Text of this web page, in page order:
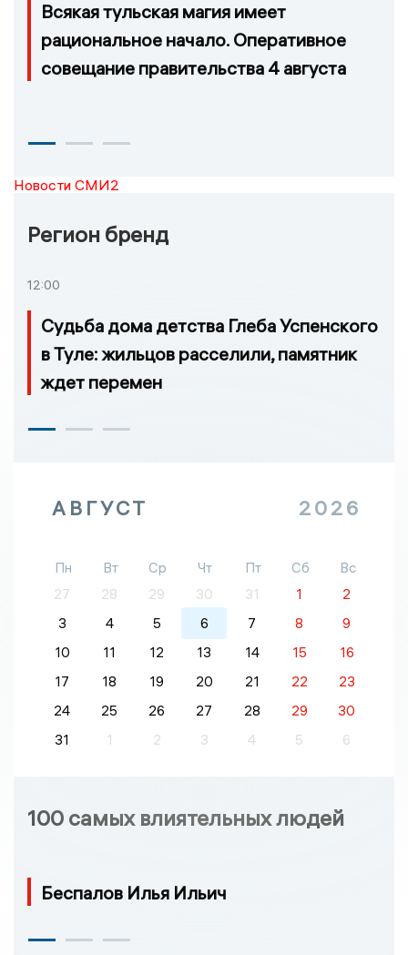
Всякая тульская магия имеет
рациональное начало. Оперативное
совещание правительства 4 августа
Новости СМИ2
Регион бренд
12:00
Судьба дома детства Глеба Успенского
в Туле: жильцов расселили, памятник
ждет перемен
АВГУСТ 2026
Пн Вт Ср Чт Пт Сб
Вс
27
28 29 30 31 1
2
3
4 5 6 7 8
9
10
11 12 13 14 15
16
17
18 19 20 21 22
23
24
25 26 27 28 29
30
31
1 2 3 4 5 6
100 самых влиятельных людей
Беспалов Илья Ильич